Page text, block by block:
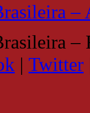
–
–
| Twitter